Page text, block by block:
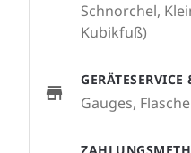
Schnorchel,
Kubikfuß)
Gauges,